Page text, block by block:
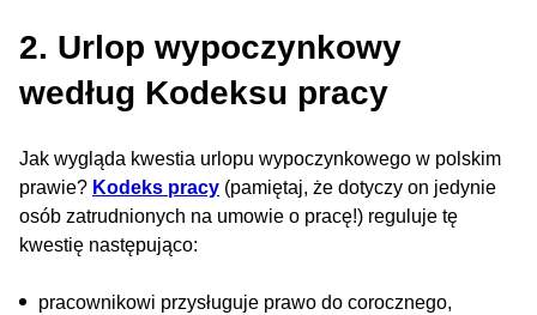
2. Urlop wypoczynkowy
według Kodeksu pracy
Jak wygląda kwestia urlopu wypoczynkowego w polskim
prawie? Kodeks pracy (pamiętaj, że dotyczy on jedynie
osób zatrudnionych na umowie o pracę!) reguluje tę
kwestię następująco:
pracownikowi przysługuje prawo do corocznego,